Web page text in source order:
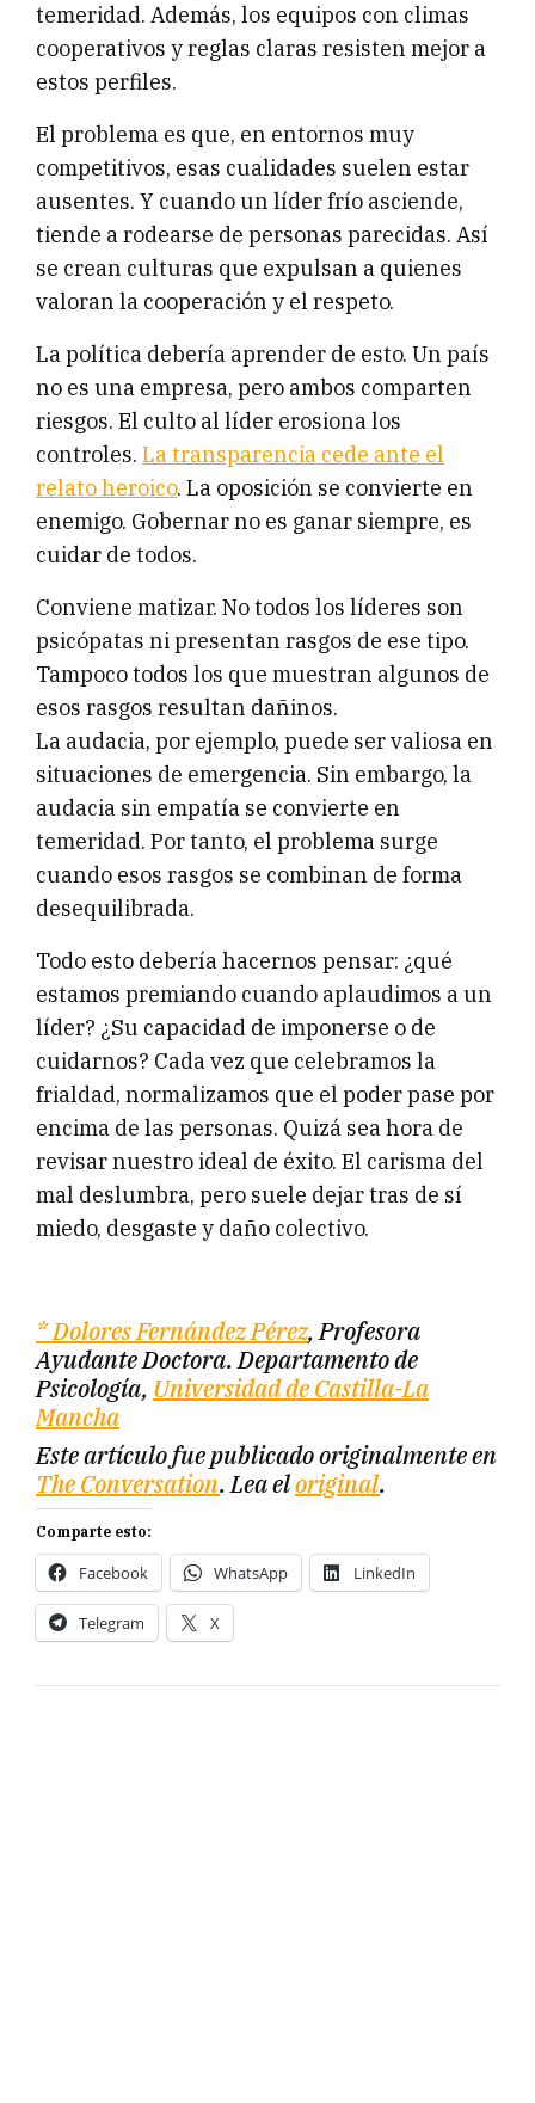
temeridad. Además, los equipos con climas
cooperativos y reglas claras resisten mejor a
estos perfiles.
El problema es que, en entornos muy
competitivos, esas cualidades suelen estar
ausentes. Y cuando un líder frío asciende,
tiende a rodearse de personas parecidas. Así
se crean culturas que expulsan a quienes
valoran la cooperación y el respeto.
La política debería aprender de esto. Un país
no es una empresa, pero ambos comparten
riesgos. El culto al líder erosiona los
controles. La transparencia cede ante el
relato heroico. La oposición se convierte en
enemigo. Gobernar no es ganar siempre, es
cuidar de todos.
Conviene matizar. No todos los líderes son
psicópatas ni presentan rasgos de ese tipo.
Tampoco todos los que muestran algunos de
esos rasgos resultan dañinos.
La audacia, por ejemplo, puede ser valiosa en
situaciones de emergencia. Sin embargo, la
audacia sin empatía se convierte en
temeridad. Por tanto, el problema surge
cuando esos rasgos se combinan de forma
desequilibrada.
Todo esto debería hacernos pensar: ¿qué
estamos premiando cuando aplaudimos a un
líder? ¿Su capacidad de imponerse o de
cuidarnos? Cada vez que celebramos la
frialdad, normalizamos que el poder pase por
encima de las personas. Quizá sea hora de
revisar nuestro ideal de éxito. El carisma del
mal deslumbra, pero suele dejar tras de sí
miedo, desgaste y daño colectivo.
* Dolores Fernández Pérez, Profesora
Ayudante Doctora. Departamento de
Psicología, Universidad de Castilla-La
Mancha
Este artículo fue publicado originalmente en
The Conversation. Lea eloriginal.
Comparte esto:
Facebook WhatsApp LinkedIn
Telegram X